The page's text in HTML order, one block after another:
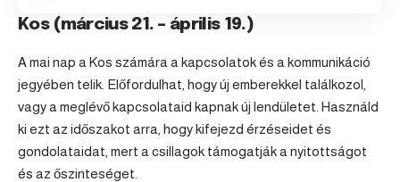
Kos (március 21. – április 19.)
A mai nap a Kos számára a kapcsolatok és a kommunikáció
jegyében telik. Előfordulhat, hogy új emberekkel találkozol,
vagy a meglévő kapcsolataid kapnak új lendületet. Használd
ki ezt az időszakot arra, hogy kifejezd érzéseidet és
gondolataidat, mert a csillagok támogatják a nyitottságot
és az őszinteséget.